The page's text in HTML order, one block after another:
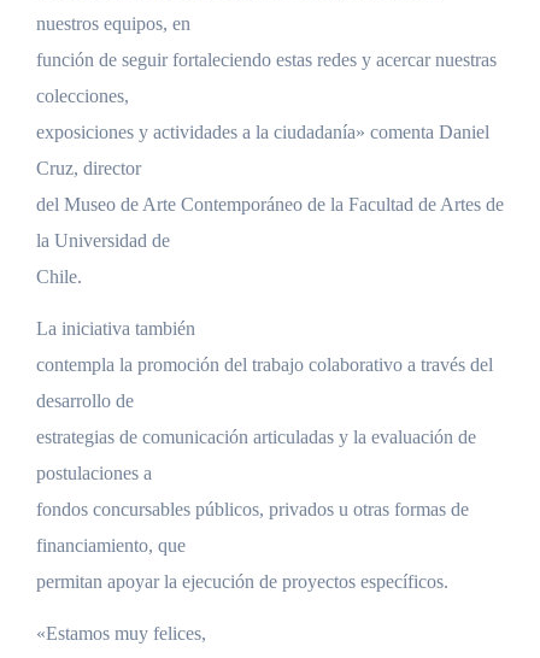
nuestros equipos, en
función de seguir fortaleciendo estas redes y acercar nuestras
colecciones,
exposiciones y actividades a la ciudadanía» comenta Daniel
Cruz, director
del Museo de Arte Contemporáneo de la Facultad de Artes de
la Universidad de
Chile.
La iniciativa también
contempla la promoción del trabajo colaborativo a través del
desarrollo de
estrategias de comunicación articuladas y la evaluación de
postulaciones a
fondos concursables públicos, privados u otras formas de
financiamiento, que
permitan apoyar la ejecución de proyectos específicos.
«Estamos muy felices,